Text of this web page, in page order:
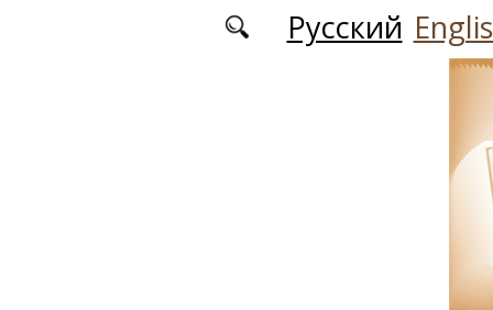
Перейти к основному содержаниюРусский